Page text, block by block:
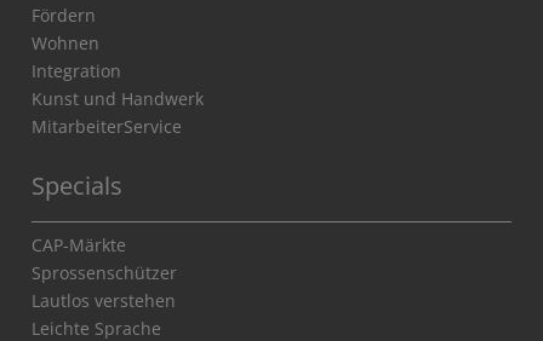
Fördern
Wohnen
Integration
Kunst und Handwerk
MitarbeiterService
Specials
CAP-Märkte
Sprossenschützer
Lautlos verstehen
Leichte Sprache